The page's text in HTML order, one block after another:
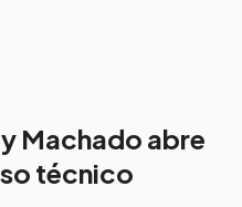
Machado abre
técnico